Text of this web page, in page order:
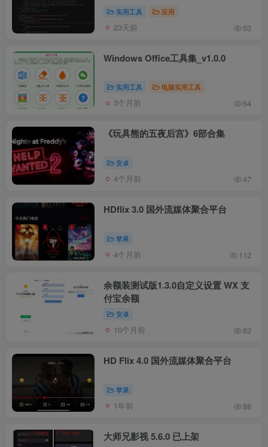
实用工具 应用
23天前 53
Windows Office工具集_v1.0.0
实用工具 电脑实用工具
3个月前 64
《玩具熊的五夜后宫》6部合集
安卓
4个月前 47
HDflix 3.0 国外流媒体聚合平台
苹果
4个月前 112
余额装测试版1.3.0自定义设置 WX 支
付宝余额
安卓
10个月前 82
HD Flix 4.0 国外流媒体聚合平台
苹果
1年前 88
大师兄影视 5.6.0 已上架